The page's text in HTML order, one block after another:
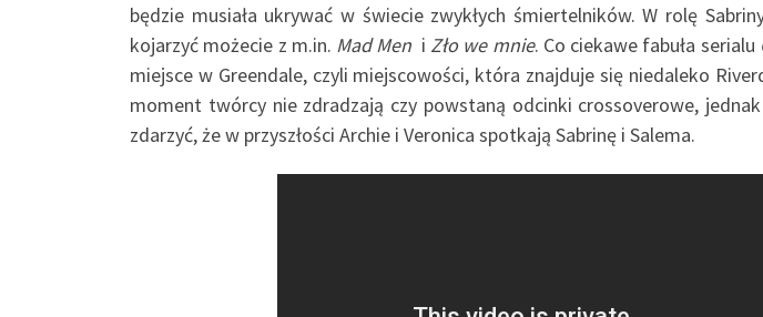
będzie musiała ukrywać w świecie zwykłych śmiertelników. W rolę
kojarzyć możecie z m.in. Mad Men i Zło we mnie. Co ciekawe fabuła serialu
miejsce w Greendale, czyli miejscowości, która znajduje się niedaleko
moment twórcy nie zdradzają czy powstaną odcinki crossoverowe,
zdarzyć, że w przyszłości Archie i Veronica spotkają Sabrinę i Salema.